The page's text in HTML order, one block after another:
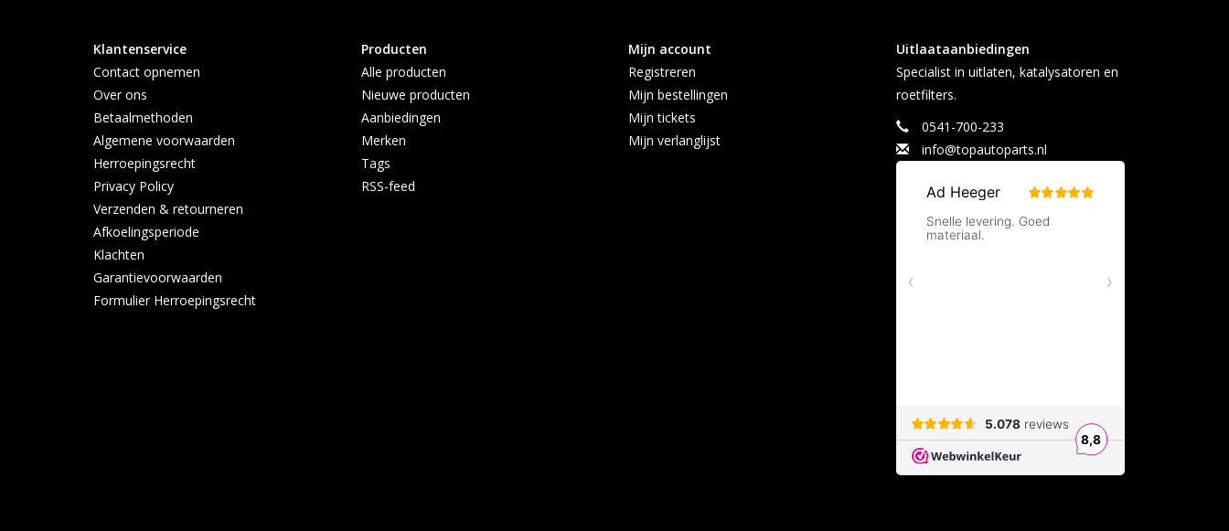
Klantenservice
Contact opnemen
Over ons
Betaalmethoden
Algemene voorwaarden
Herroepingsrecht
Privacy Policy
Verzenden & retourneren
Afkoelingsperiode
Klachten
Garantievoorwaarden
Formulier Herroepingsrecht
Producten
Alle producten
Nieuwe producten
Aanbiedingen
Merken
Tags
RSS-feed
Mijn account
Registreren
Mijn bestellingen
Mijn tickets
Mijn verlanglijst
Uitlaataanbiedingen
Specialist in uitlaten, katalysatoren en
roetfilters.
0541-700-233
info@topautoparts.nl